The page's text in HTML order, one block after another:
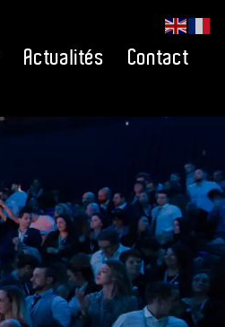
Actualités Contact